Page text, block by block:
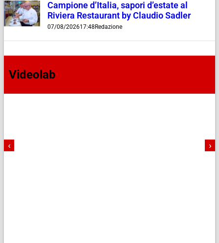
Campione d’Italia, sapori d’estate al
Riviera Restaurant by Claudio Sadler
07/08/202617:48 Redazione
Videolab
‹ ›